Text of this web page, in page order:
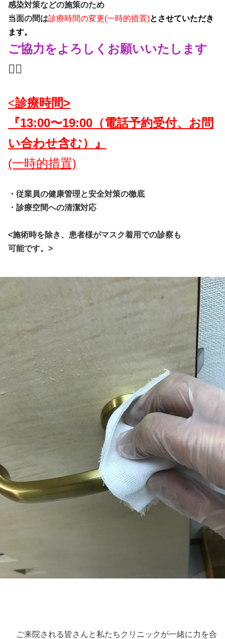
感染対策などの施策のため
当面の間は診療時間の変更(一時的措置)とさせていただき
ます。
ご協力をよろしくお願いいたします
🙇‍♀️
<診療時間>
『13:00〜19:00（電話予約受付、お問
い合わせ含む）』
(一時的措置)
・従業員の健康管理と安全対策の徹底
・診療空間への清潔対応
<施術時を除き、患者様がマスク着用での診察も
可能です。>
ご来院される皆さんと私たちクリニックが一緒に力を合